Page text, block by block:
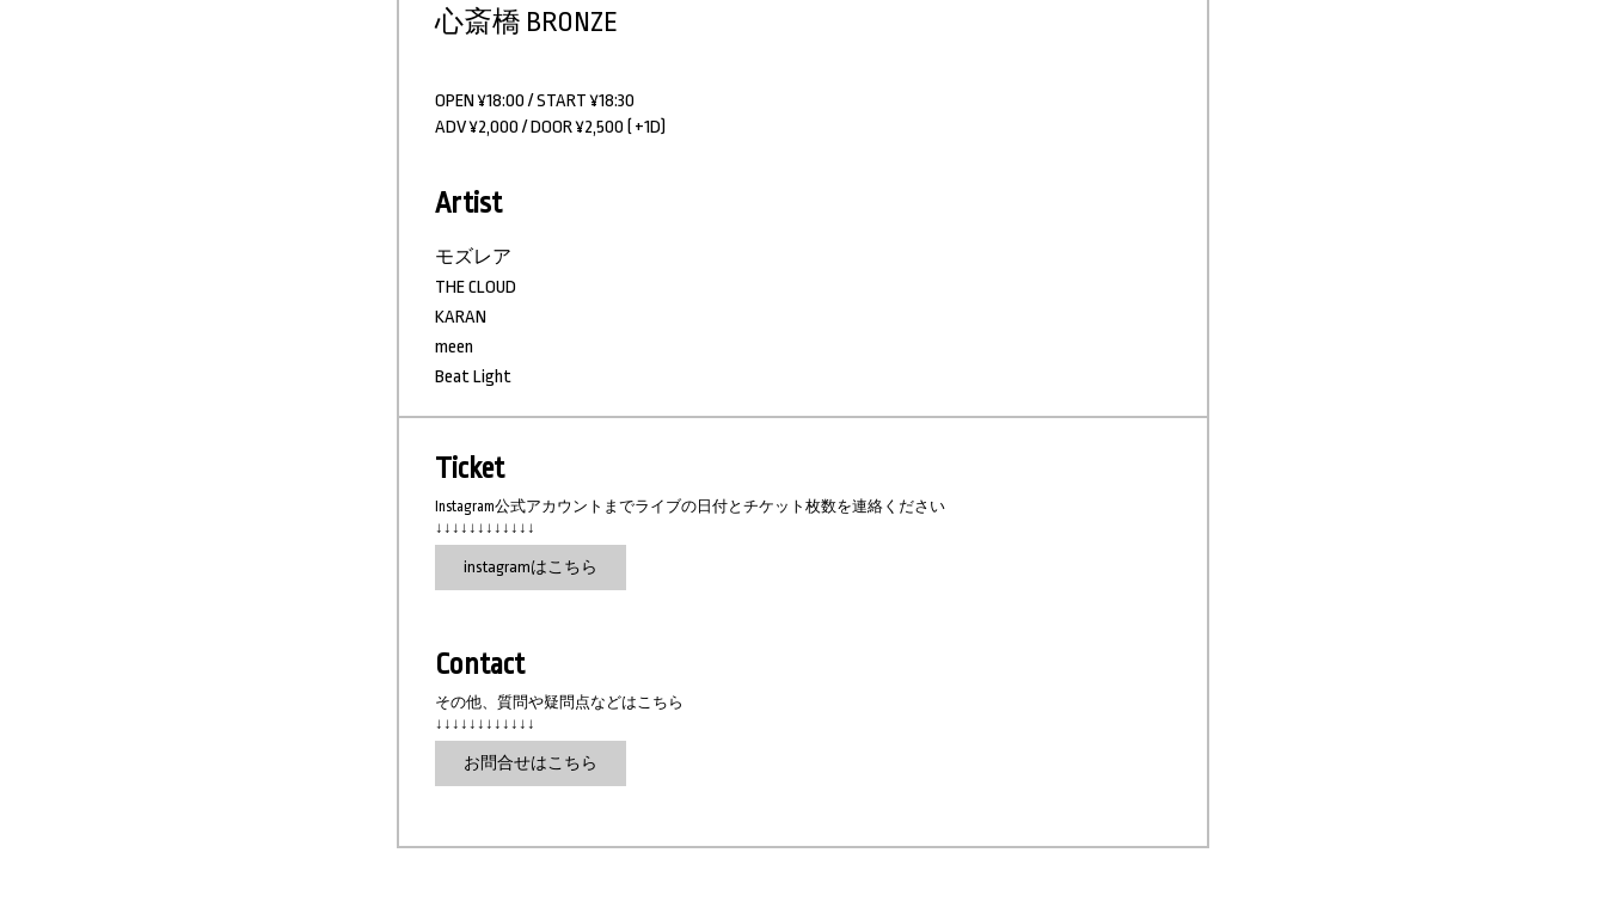
心斎橋 BRONZE
OPEN ¥18:00 / START ¥18:30
ADV ¥2,000 / DOOR ¥2,500 ( +1D)
Artist
モズレア
THE CLOUD
KARAN
meen
Beat Light
Ticket
Instagram公式アカウントまでライブの日付とチケット枚数を連絡ください
↓↓↓↓↓↓↓↓↓↓↓↓
instagramはこちら
Contact
その他、質問や疑問点などはこちら
↓↓↓↓↓↓↓↓↓↓↓↓
お問合せはこちら